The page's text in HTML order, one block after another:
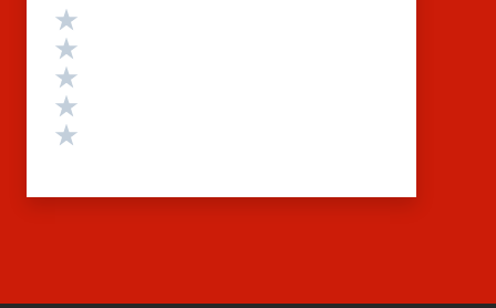
Valutazione